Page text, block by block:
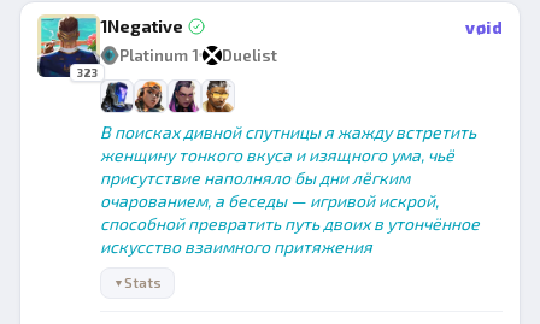
323
1Negative
vøid
Platinum 1
Duelist
В поисках дивной спутницы я жажду встретить
женщину тонкого вкуса и изящного ума, чьё
присутствие наполняло бы дни лёгким
очарованием, а беседы — игривой искрой,
способной превратить путь двоих в утончённое
искусство взаимного притяжения
▼Stats